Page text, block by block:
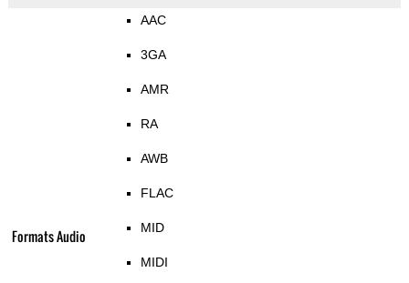
Formats Audio
AAC
3GA
AMR
RA
AWB
FLAC
MID
MIDI